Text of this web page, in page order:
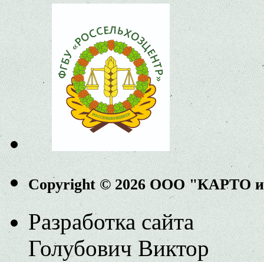
Copyright © 2026 ООО "КАРТО
Разработка сайта
Голубович Виктор